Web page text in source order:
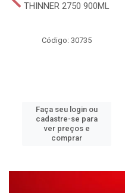
THINNER 2750 900ML
Código: 30735
Faça seu login ou
cadastre-se para
ver preços e
comprar